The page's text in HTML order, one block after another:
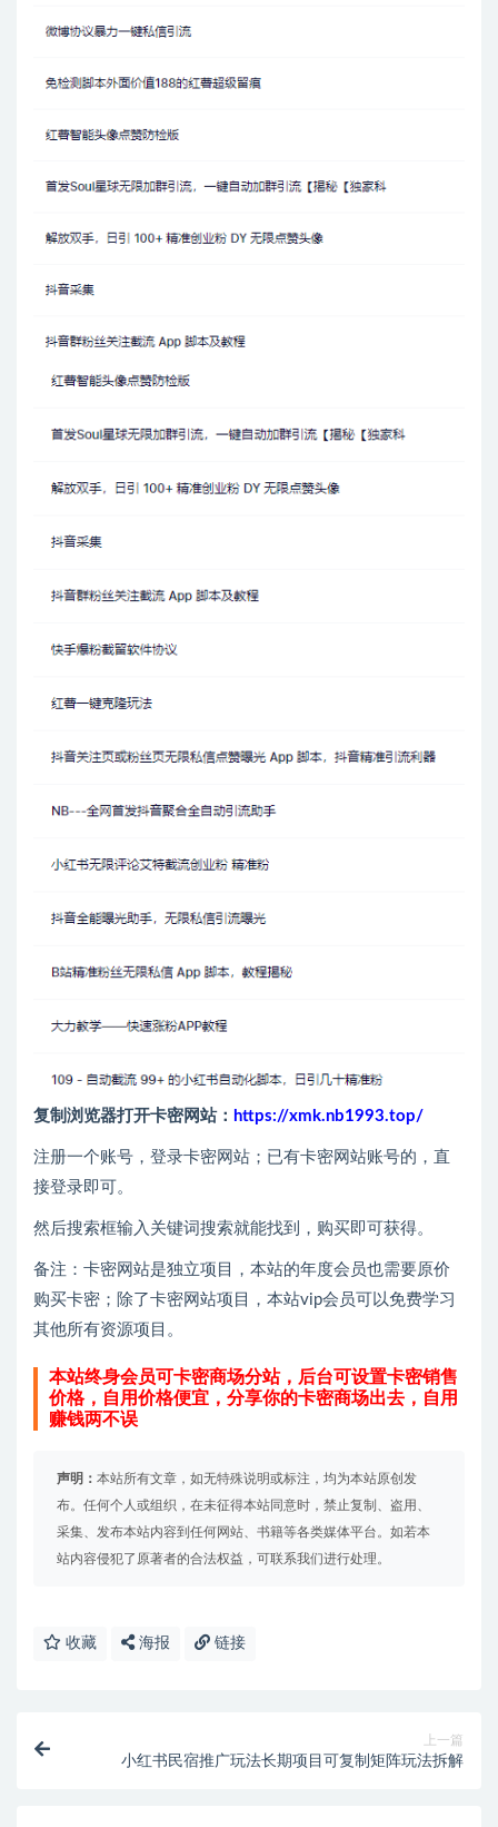
复制浏览器打开卡密网站： https://xmk.nb1993.top/
注册一个账号，登录卡密网站；已有卡密网站账号的，直
接登录即可。
然后搜索框输入关键词搜索就能找到，购买即可获得。
备注：卡密网站是独立项目，本站的年度会员也需要原价
购买卡密；除了卡密网站项目，本站vip会员可以免费学习
其他所有资源项目。
本站终身会员可卡密商场分站，后台可设置卡密销售
价格，自用价格便宜，分享你的卡密商场出去，自用
赚钱两不误
声明： 本站所有文章，如无特殊说明或标注，均为本站原创发
布。任何个人或组织，在未征得本站同意时，禁止复制、盗用、
采集、发布本站内容到任何网站、书籍等各类媒体平台。如若本
站内容侵犯了原著者的合法权益，可联系我们进行处理。
收藏 海报 链接
上一篇
小红书民宿推广玩法长期项目可复制矩阵玩法拆解